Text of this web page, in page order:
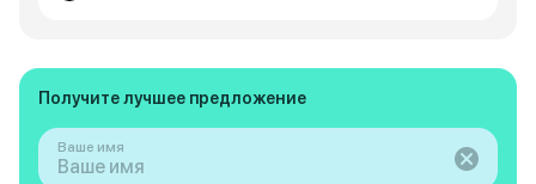
Получите лучшее предложение
Ваше имя